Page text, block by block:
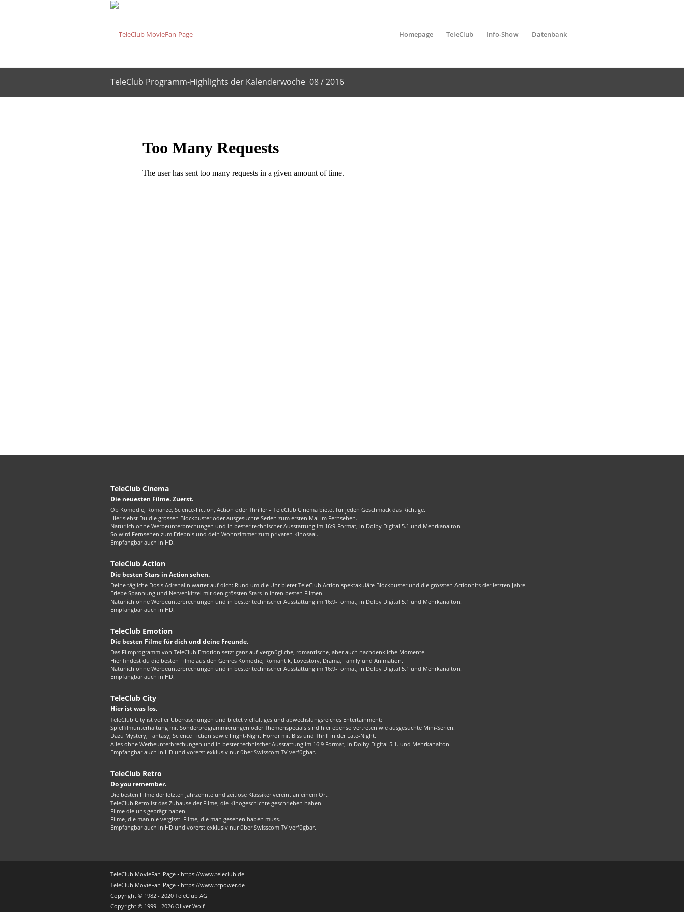
Homepage TeleClub Info-Show Datenbank
TeleClub Programm-Highlights der Kalenderwoche 08 / 2016
TeleClub Cinema
Die neuesten Filme. Zuerst.
Ob Komödie, Romanze, Science-Fiction, Action oder Thriller – TeleClub Cinema bietet für jeden Geschmack das Richtige.
Hier siehst Du die grossen Blockbuster oder ausgesuchte Serien zum ersten Mal im Fernsehen.
Natürlich ohne Werbeunterbrechungen und in bester technischer Ausstattung im 16:9-Format, in Dolby Digital 5.1 und Mehrkanalton.
So wird Fernsehen zum Erlebnis und dein Wohnzimmer zum privaten Kinosaal.
Empfangbar auch in HD.
TeleClub Action
Die besten Stars in Action sehen.
Deine tägliche Dosis Adrenalin wartet auf dich: Rund um die Uhr bietet TeleClub Action spektakuläre Blockbuster und die grössten Actionhits der letzten Jahre.
Erlebe Spannung und Nervenkitzel mit den grössten Stars in ihren besten Filmen.
Natürlich ohne Werbeunterbrechungen und in bester technischer Ausstattung im 16:9-Format, in Dolby Digital 5.1 und Mehrkanalton.
Empfangbar auch in HD.
TeleClub Emotion
Die besten Filme für dich und deine Freunde.
Das Filmprogramm von TeleClub Emotion setzt ganz auf vergnügliche, romantische, aber auch nachdenkliche Momente.
Hier findest du die besten Filme aus den Genres Komödie, Romantik, Lovestory, Drama, Family und Animation.
Natürlich ohne Werbeunterbrechungen und in bester technischer Ausstattung im 16:9-Format, in Dolby Digital 5.1 und Mehrkanalton.
Empfangbar auch in HD.
TeleClub City
Hier ist was los.
TeleClub City ist voller Überraschungen und bietet vielfältiges und abwechslungsreiches Entertainment:
Spielfilmunterhaltung mit Sonderprogrammierungen oder Themenspecials sind hier ebenso vertreten wie ausgesuchte Mini-Serien.
Dazu Mystery, Fantasy, Science Fiction sowie Fright-Night Horror mit Biss und Thrill in der Late-Night.
Alles ohne Werbeunterbrechungen und in bester technischer Ausstattung im 16:9 Format, in Dolby Digital 5.1. und Mehrkanalton.
Empfangbar auch in HD und vorerst exklusiv nur über Swisscom TV verfügbar.
TeleClub Retro
Do you remember.
Die besten Filme der letzten Jahrzehnte und zeitlose Klassiker vereint an einem Ort.
TeleClub Retro ist das Zuhause der Filme, die Kinogeschichte geschrieben haben.
Filme die uns geprägt haben.
Filme, die man nie vergisst. Filme, die man gesehen haben muss.
Empfangbar auch in HD und vorerst exklusiv nur über Swisscom TV verfügbar.
TeleClub MovieFan-Page • https://www.teleclub.de
TeleClub MovieFan-Page • https://www.tcpower.de
Copyright © 1982 - 2020 TeleClub AG
Copyright © 1999 - 2026 Oliver Wolf